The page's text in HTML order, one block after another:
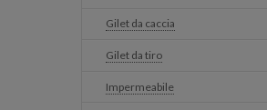
Gilet da caccia
Gilet da tiro
Impermeabile